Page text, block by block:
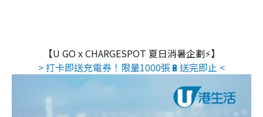
【U GO x CHARGESPOT 夏日消暑企劃⚡】
> 打卡即送充電券！限量1000張🔋送完即止 <